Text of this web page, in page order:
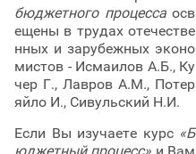
бюджетного процессаосв
ещены в трудах отечестве
нных и зарубежных эконо
мистов - Исмаилов А.Б., Ку
чер Г., Лавров А.М., Потер
яйло И., Сивульский Н.И.
Если Вы изучаете курс «Б